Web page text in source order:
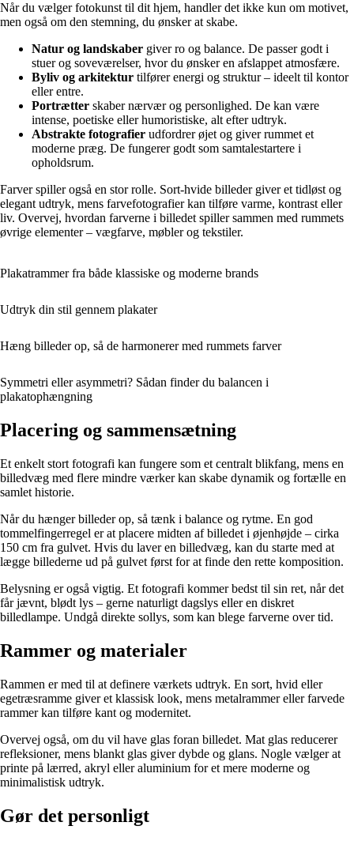
Når du vælger fotokunst til dit hjem, handler det ikke kun om motivet,
men også om den stemning, du ønsker at skabe.
Natur og landskaber giver ro og balance. De passer godt i
stuer og soveværelser, hvor du ønsker en afslappet atmosfære.
Byliv og arkitektur tilfører energi og struktur – ideelt til kontor
eller entre.
Portrætter skaber nærvær og personlighed. De kan være
intense, poetiske eller humoristiske, alt efter udtryk.
Abstrakte fotografier udfordrer øjet og giver rummet et
moderne præg. De fungerer godt som samtalestartere i
opholdsrum.
Farver spiller også en stor rolle. Sort-hvide billeder giver et tidløst og
elegant udtryk, mens farvefotografier kan tilføre varme, kontrast eller
liv. Overvej, hvordan farverne i billedet spiller sammen med rummets
øvrige elementer – vægfarve, møbler og tekstiler.
Plakatrammer fra både klassiske og moderne brands
Udtryk din stil gennem plakater
Hæng billeder op, så de harmonerer med rummets farver
Symmetri eller asymmetri? Sådan finder du balancen i
plakatophængning
Placering og sammensætning
Et enkelt stort fotografi kan fungere som et centralt blikfang, mens en
billedvæg med flere mindre værker kan skabe dynamik og fortælle en
samlet historie.
Når du hænger billeder op, så tænk i balance og rytme. En god
tommelfingerregel er at placere midten af billedet i øjenhøjde – cirka
150 cm fra gulvet. Hvis du laver en billedvæg, kan du starte med at
lægge billederne ud på gulvet først for at finde den rette komposition.
Belysning er også vigtig. Et fotografi kommer bedst til sin ret, når det
får jævnt, blødt lys – gerne naturligt dagslys eller en diskret
billedlampe. Undgå direkte sollys, som kan blege farverne over tid.
Rammer og materialer
Rammen er med til at definere værkets udtryk. En sort, hvid eller
egetræsramme giver et klassisk look, mens metalrammer eller farvede
rammer kan tilføre kant og modernitet.
Overvej også, om du vil have glas foran billedet. Mat glas reducerer
refleksioner, mens blankt glas giver dybde og glans. Nogle vælger at
printe på lærred, akryl eller aluminium for et mere moderne og
minimalistisk udtryk.
Gør det personligt